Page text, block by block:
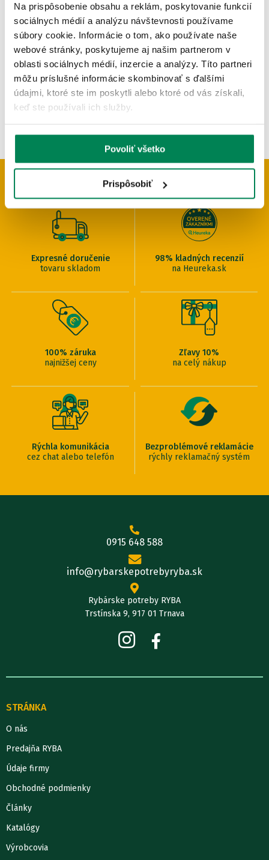
Na prispôsobenie obsahu a reklám, poskytovanie funkcií
sociálnych médií a analýzu návštevnosti používame
súbory cookie. Informácie o tom, ako používate naše
webové stránky, poskytujeme aj našim partnerom v
oblasti sociálnych médií, inzercie a analýzy. Títo partneri
môžu príslušné informácie skombinovať s ďalšími
údajmi, ktoré ste im poskytli alebo ktoré od vás získali,
keď ste používali ich služby.
Povoliť všetko
Prispôsobiť
Strike King Šnúra Tour Grade 137m Green
Skladom/ u vás už 11.08.
OD 8.41 €
pôvodneod 29.90 €
PREČO U NÁS NAKUPOVAŤ
Expresné doručenie
tovaru skladom
98% kladných recenzií
na Heureka.sk
100% záruka
najnižšej ceny
Zľavy 10%
na celý nákup
Rýchla komunikácia
cez chat alebo telefón
Bezproblémové reklamácie
rýchly reklamačný systém
0915 648 588
info@rybarskepotrebyryba.sk
Rybárske potreby RYBA
Trstínska 9, 917 01 Trnava
STRÁNKA
O nás
Predajňa RYBA
Údaje firmy
Obchodné podmienky
Články
Katalógy
Výrobcovia